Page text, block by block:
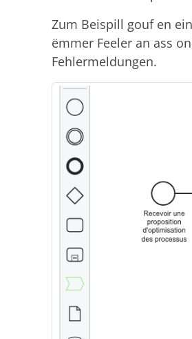
Zum Beispill gouf en
ëmmer Feeler an ass
Fehlermeldungen.